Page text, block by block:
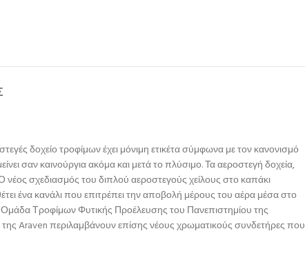
δοχείο τροφίμων έχει μόνιμη ετικέτα σύμφωνα με τον κανονισμό
σαν καινούργια ακόμα και μετά το πλύσιμο. Τα αεροστεγή δοχεία,
σχεδιασμός του διπλού αεροστεγούς χείλους στο καπάκι
ένα κανάλι που επιτρέπει την αποβολή μέρους του αέρα μέσα στο
Ομάδα Τροφίμων Φυτικής Προέλευσης του Πανεπιστημίου της
Araven περιλαμβάνουν επίσης νέους χρωματικούς συνδετήρες που